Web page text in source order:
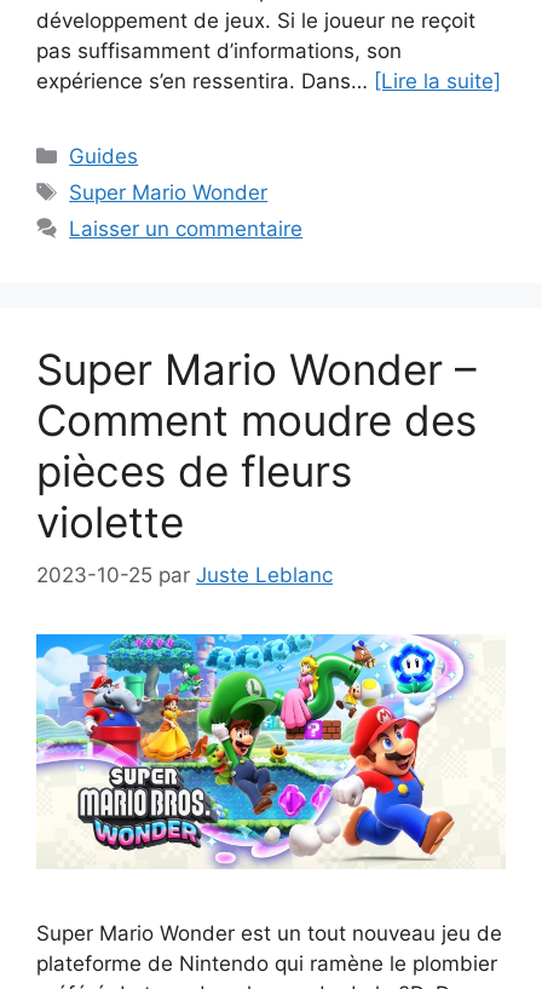
développement de jeux. Si le joueur ne reçoit
pas suffisamment d’informations, son
expérience s’en ressentira. Dans… [Lire la suite]
Catégories
Guides
Étiquettes
Super Mario Wonder
Laisser un commentaire
Super Mario Wonder –
Comment moudre des
pièces de fleurs
violette
2023-10-25 par Juste Leblanc
Super Mario Wonder est un tout nouveau jeu de
plateforme de Nintendo qui ramène le plombier